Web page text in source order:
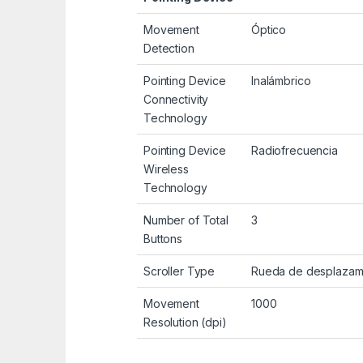
Movement
Detection
Óptico
Pointing Device
Connectivity
Technology
Inalámbrico
Pointing Device
Wireless
Technology
Radiofrecuencia
Number of Total
Buttons
3
Scroller Type Rueda de
Movement
Resolution (dpi)
1000